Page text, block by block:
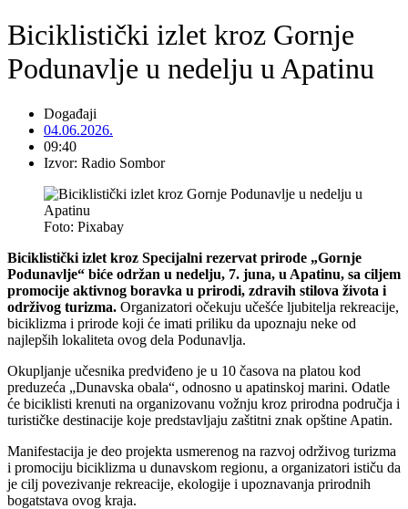
Biciklistički izlet kroz Gornje
Podunavlje u nedelju u Apatinu
Događaji
04.06.2026.
09:40
Izvor: Radio Sombor
Foto: Pixabay
Biciklistički izlet kroz Specijalni rezervat prirode „Gornje
Podunavlje“ biće održan u nedelju, 7. juna, u Apatinu, sa ciljem
promocije aktivnog boravka u prirodi, zdravih stilova života i
održivog turizma. Organizatori očekuju učešće ljubitelja rekreacije,
biciklizma i prirode koji će imati priliku da upoznaju neke od
najlepših lokaliteta ovog dela Podunavlja.
Okupljanje učesnika predviđeno je u 10 časova na platou kod
preduzeća „Dunavska obala“, odnosno u apatinskoj marini. Odatle
će biciklisti krenuti na organizovanu vožnju kroz prirodna područja i
turističke destinacije koje predstavljaju zaštitni znak opštine Apatin.
Manifestacija je deo projekta usmerenog na razvoj održivog turizma
i promociju biciklizma u dunavskom regionu, a organizatori ističu da
je cilj povezivanje rekreacije, ekologije i upoznavanja prirodnih
bogatstava ovog kraja.